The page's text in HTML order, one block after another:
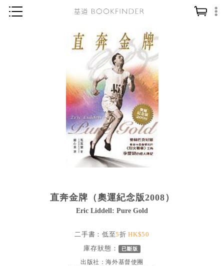
神學／教義
讀經／研經
信仰入門
教會歷史
靈修／禱告
社會／倫理
哲學／宗教比較
見證／傳記
直奔金牌（奧運紀念版2008）
Eric Liddell: Pure Gold
二手書：低至5折HK$50
庫存狀態：
已斷版
出版社：海外基督使團